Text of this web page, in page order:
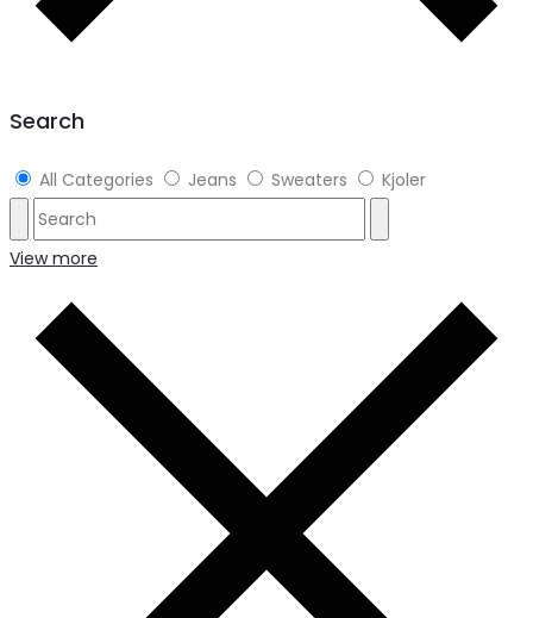
Search
All Categories Jeans Sweaters Kjoler
View more